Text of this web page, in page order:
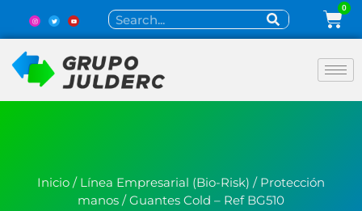
0
Inicio / Línea Empresarial (Bio-Risk) / Protección
manos / Guantes Cold – Ref BG510